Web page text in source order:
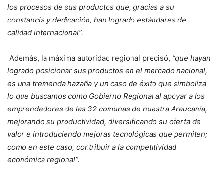
los procesos de sus productos que, gracias a su
constancia y dedicación, han logrado estándares de
calidad internacional”.
Además, la máxima autoridad regional precisó, “que hayan
logrado posicionar sus productos en el mercado nacional,
es una tremenda hazaña y un caso de éxito que simboliza
lo que buscamos como Gobierno Regional al apoyar a los
emprendedores de las 32 comunas de nuestra Araucanía,
mejorando su productividad, diversificando su oferta de
valor e introduciendo mejoras tecnológicas que permiten;
como en este caso, contribuir a la competitividad
económica regional”.